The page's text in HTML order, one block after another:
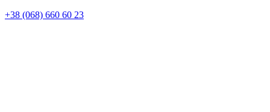
+38 (068) 660 60 23